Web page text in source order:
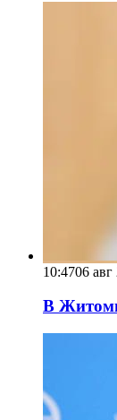
10:4706 авг
В